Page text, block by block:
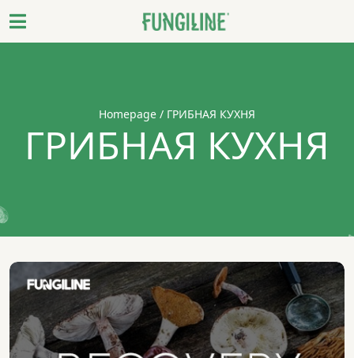
Homepage / ГРИБНАЯ КУХНЯ
ГРИБНАЯ КУХНЯ